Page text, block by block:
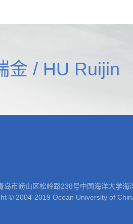
金 / HU Ruijin
岛市崂山区松岭路238号中国海洋大学
© 2004-2019 Ocean University of